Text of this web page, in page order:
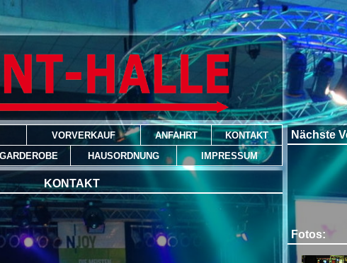
VORVERKAUF ANFAHRT
KONTAKT
HAUSORDNUNG IMPRESSUM
KONTAKT
Nächste
Fotos: